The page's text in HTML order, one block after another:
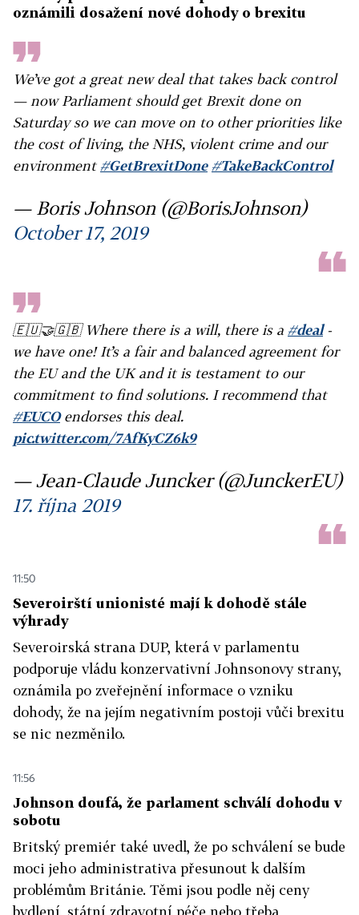
oznámili dosažení nové dohody o brexitu
We’ve got a great new deal that takes back control
— now Parliament should get Brexit done on
Saturday so we can move on to other priorities like
the cost of living, the NHS, violent crime and our
environment #GetBrexitDone #TakeBackControl
— Boris Johnson (@BorisJohnson)
October 17, 2019
🇪🇺🤝🇬🇧 Where there is a will, there is a #deal-
we have one! It’s a fair and balanced agreement for
the EU and the UK and it is testament to our
commitment to find solutions. I recommend that
#EUCOendorses this deal.
pic.twitter.com/7AfKyCZ6k9
— Jean-Claude Juncker (@JunckerEU)
17. října 2019
11:50
Severoirští unionisté mají k dohodě stále
výhrady
Severoirská strana DUP, která v parlamentu
podporuje vládu konzervativní Johnsonovy strany,
oznámila po zveřejnění informace o vzniku
dohody, že na jejím negativním postoji vůči brexitu
se nic nezměnilo.
11:56
Johnson doufá, že parlament schválí dohodu v
sobotu
Britský premiér také uvedl, že po schválení se bude
moci jeho administrativa přesunout k dalším
problémům Británie. Těmi jsou podle něj ceny
bydlení, státní zdravotní péče nebo třeba